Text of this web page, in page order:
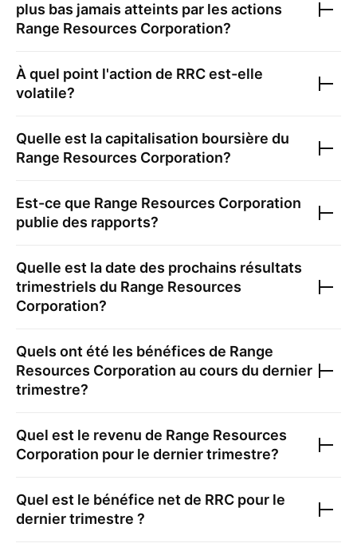
plus bas jamais atteints par les actions
Range Resources Corporation?
À quel point l'action de RRCest-elle
volatile?
Quelle est la capitalisation boursière du
Range Resources Corporation?
Est-ce que Range Resources Corporation
publie des rapports?
Quelle est la date des prochains résultats
trimestriels du Range Resources
Corporation?
Quels ont été les bénéfices de Range
Resources Corporation au cours du dernier
trimestre?
Quel est le revenu de Range Resources
Corporation pour le dernier trimestre?
Quel est le bénéfice net de RRC pour le
dernier trimestre ?